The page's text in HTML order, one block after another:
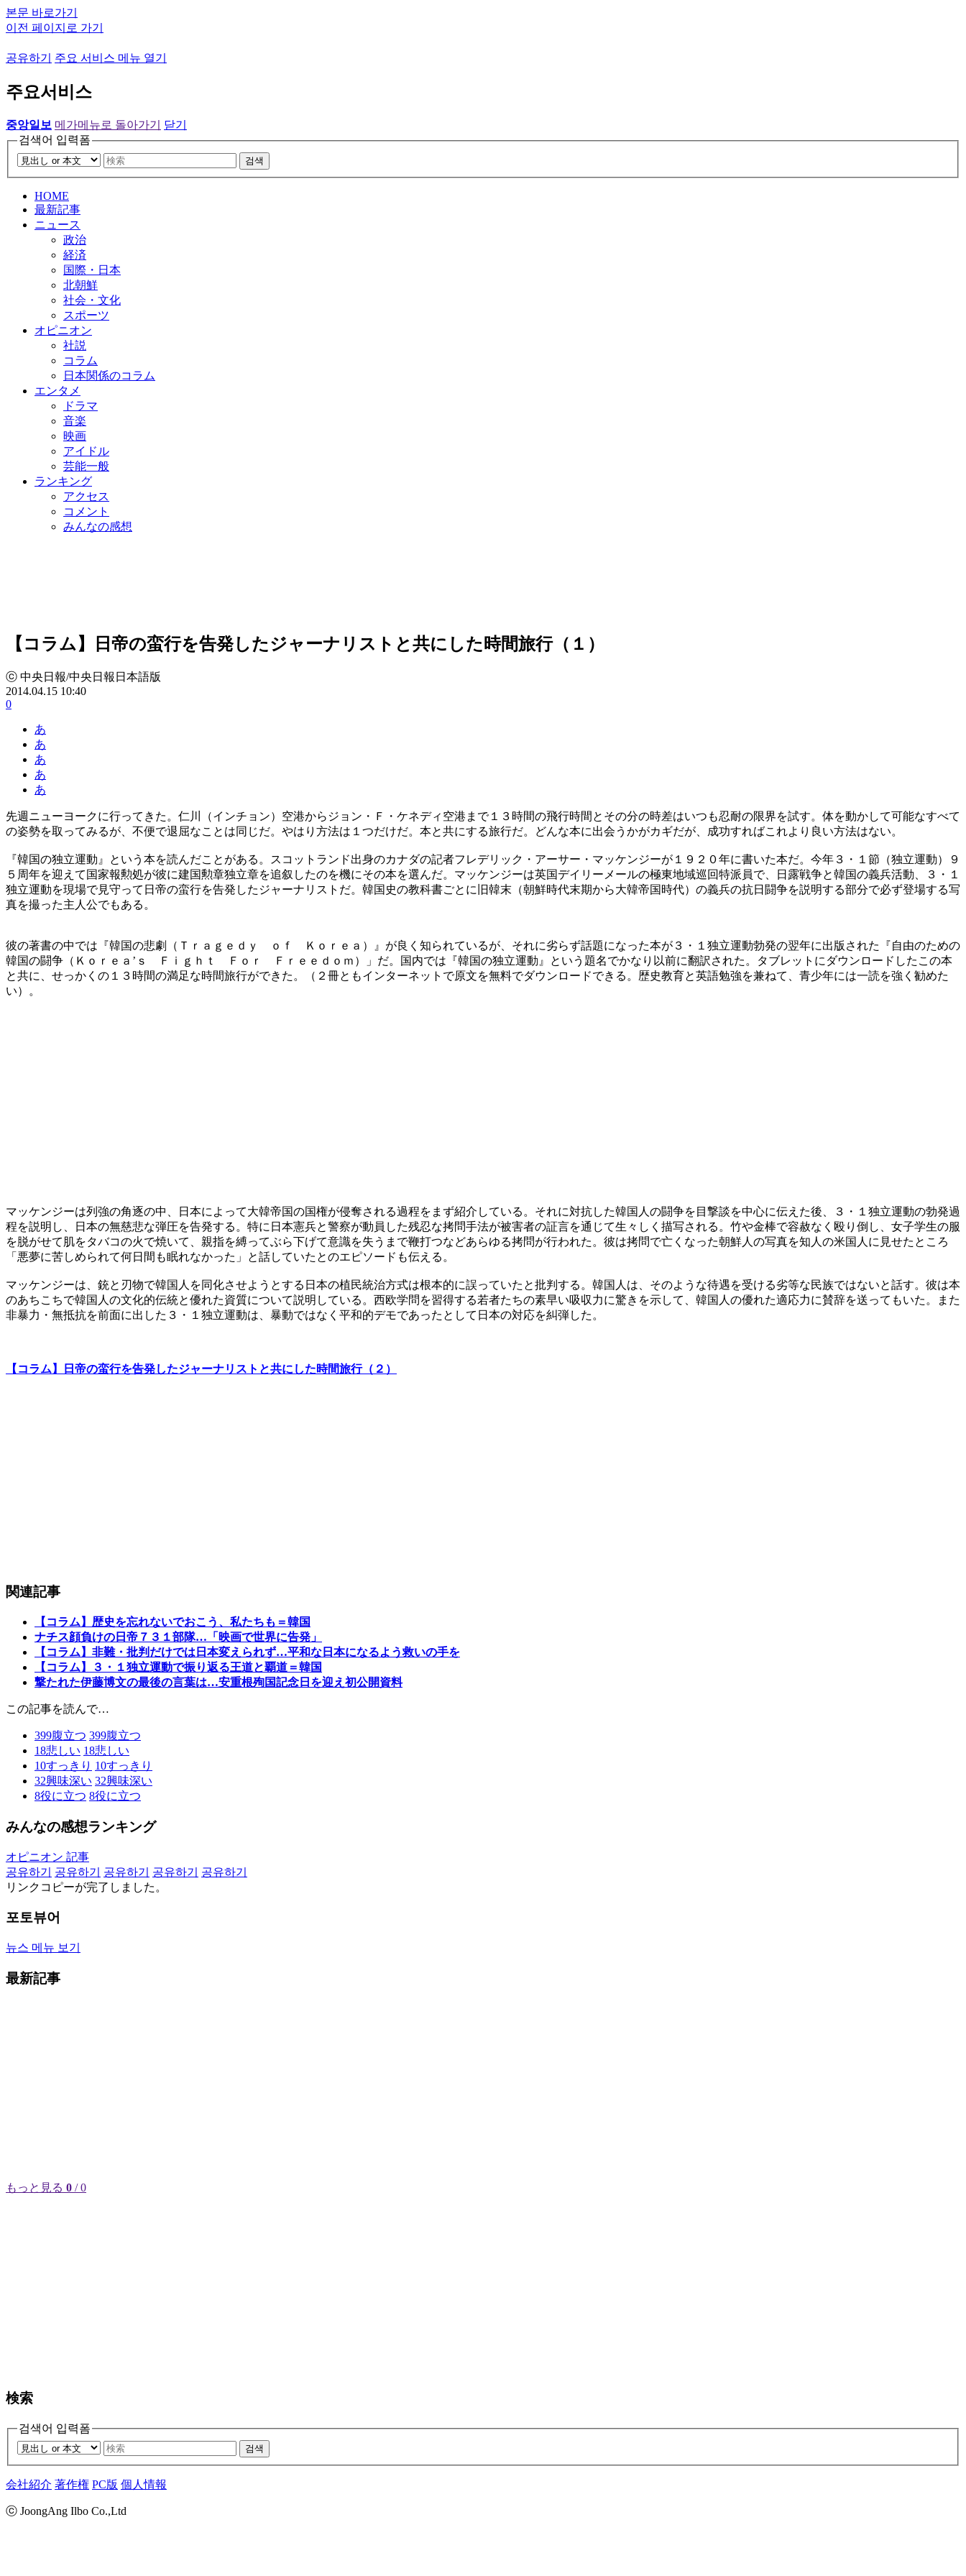
본문 바로가기
이전 페이지로 가기
공유하기 주요 서비스 메뉴 열기
주요서비스
중앙일보 메가메뉴로 돌아가기
닫기
검색어 입력폼
검색
HOME
最新記事
ニュース
政治
経済
国際・日本
北朝鮮
社会・文化
スポーツ
オピニオン
社説
コラム
日本関係のコラム
エンタメ
ドラマ
音楽
映画
アイドル
芸能一般
ランキング
アクセス
コメント
みんなの感想
【コラム】日帝の蛮行を告発したジャーナリストと共にした時間旅行（１）
ⓒ 中央日報/中央日報日本語版
2014.04.15 10:40
0
あ
あ
あ
あ
あ
先週ニューヨークに行ってきた。仁川（インチョン）空港からジョン・Ｆ・ケネディ空港まで１３時間の飛行時間とその分の時差はいつも忍耐の限界を試す。体を動かして可能なすべて
の姿勢を取ってみるが、不便で退屈なことは同じだ。やはり方法は１つだけだ。本と共にする旅行だ。どんな本に出会うかがカギだが、成功すればこれより良い方法はない。
『韓国の独立運動』という本を読んだことがある。スコットランド出身のカナダの記者フレデリック・アーサー・マッケンジーが１９２０年に書いた本だ。今年３・１節（独立運動）９
５周年を迎えて国家報勲処が彼に建国勲章独立章を追叙したのを機にその本を選んだ。マッケンジーは英国デイリーメールの極東地域巡回特派員で、日露戦争と韓国の義兵活動、３・１
独立運動を現場で見守って日帝の蛮行を告発したジャーナリストだ。韓国史の教科書ごとに旧韓末（朝鮮時代末期から大韓帝国時代）の義兵の抗日闘争を説明する部分で必ず登場する写
真を撮った主人公でもある。
彼の著書の中では『韓国の悲劇（Ｔｒａｇｅｄｙ ｏｆ Ｋｏｒｅａ）』が良く知られているが、それに劣らず話題になった本が３・１独立運動勃発の翌年に出版された『自由のための
韓国の闘争（Ｋｏｒｅａ’ｓ Ｆｉｇｈｔ Ｆｏｒ Ｆｒｅｅｄｏｍ）」だ。国内では『韓国の独立運動』という題名でかなり以前に翻訳された。タブレットにダウンロードしたこの本
と共に、せっかくの１３時間の満足な時間旅行ができた。（２冊ともインターネットで原文を無料でダウンロードできる。歴史教育と英語勉強を兼ねて、青少年には一読を強く勧めた
い）。
マッケンジーは列強の角逐の中、日本によって大韓帝国の国権が侵奪される過程をまず紹介している。それに対抗した韓国人の闘争を目撃談を中心に伝えた後、３・１独立運動の勃発過
程を説明し、日本の無慈悲な弾圧を告発する。特に日本憲兵と警察が動員した残忍な拷問手法が被害者の証言を通じて生々しく描写される。竹や金棒で容赦なく殴り倒し、女子学生の服
を脱がせて肌をタバコの火で焼いて、親指を縛ってぶら下げて意識を失うまで鞭打つなどあらゆる拷問が行われた。彼は拷問で亡くなった朝鮮人の写真を知人の米国人に見せたところ
「悪夢に苦しめられて何日間も眠れなかった」と話していたとのエピソードも伝える。
マッケンジーは、銃と刃物で韓国人を同化させようとする日本の植民統治方式は根本的に誤っていたと批判する。韓国人は、そのような待遇を受ける劣等な民族ではないと話す。彼は本
のあちこちで韓国人の文化的伝統と優れた資質について説明している。西欧学問を習得する若者たちの素早い吸収力に驚きを示して、韓国人の優れた適応力に賛辞を送ってもいた。また
非暴力・無抵抗を前面に出した３・１独立運動は、暴動ではなく平和的デモであったとして日本の対応を糾弾した。
【コラム】日帝の蛮行を告発したジャーナリストと共にした時間旅行（２）
関連記事
【コラム】歴史を忘れないでおこう、私たちも＝韓国
ナチス顔負けの日帝７３１部隊…「映画で世界に告発」
【コラム】非難・批判だけでは日本変えられず…平和な日本になるよう救いの手を
【コラム】３・１独立運動で振り返る王道と覇道＝韓国
撃たれた伊藤博文の最後の言葉は…安重根殉国記念日を迎え初公開資料
この記事を読んで…
399腹立つ 399腹立つ
18悲しい 18悲しい
10すっきり 10すっきり
32興味深い 32興味深い
8役に立つ 8役に立つ
みんなの感想ランキング
オピニオン 記事
공유하기
공유하기 공유하기 공유하기
공유하기
リンクコピーが完了しました。
포토뷰어
뉴스 메뉴 보기
最新記事
もっと見る 0 / 0
検索
검색어 입력폼
검색
会社紹介 著作権 PC版 個人情報
ⓒ JoongAng Ilbo Co.,Ltd